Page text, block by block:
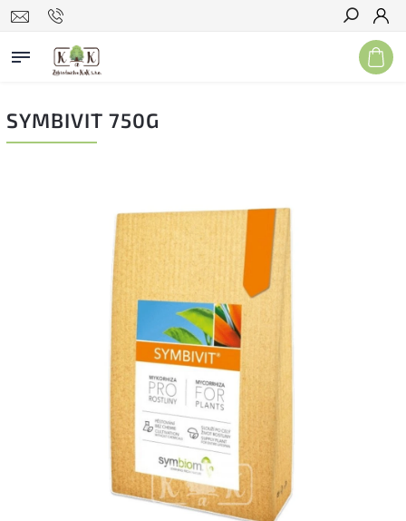
Hľadať
SYMBIVIT 750G